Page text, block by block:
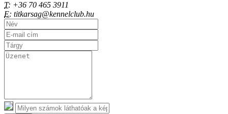
T: +36 70 465 3911
E: titkarsag@kennelclub.hu